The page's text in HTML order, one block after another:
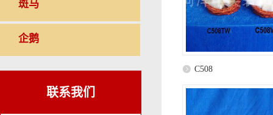
斑马
企鹅
联系我们
C508